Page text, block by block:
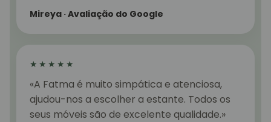
Mireya · Avaliação do Google
★★★★★
«A Fatma é muito simpática e atenciosa,
ajudou-nos a escolher a estante. Todos os
seus móveis são de excelente qualidade.»